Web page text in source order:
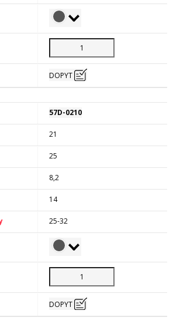
DOPYT
57D-0210
21
25
8,2
14
25-32
DOPYT